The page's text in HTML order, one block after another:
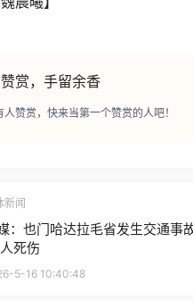
赏，手留余香
人赞赏，快来当第一个赞赏的人吧！
新闻
：也门哈达拉毛省发生交通事
死伤
5-16 10:40:48